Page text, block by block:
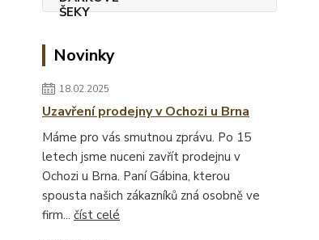
Novinky
18.02.2025
Uzavření prodejny v Ochozi u Brna
Máme pro vás smutnou zprávu. Po 15
letech jsme nuceni zavřít prodejnu v
Ochozi u Brna. Paní Gábina, kterou
spousta našich zákazníků zná osobně ve
firm... číst celé